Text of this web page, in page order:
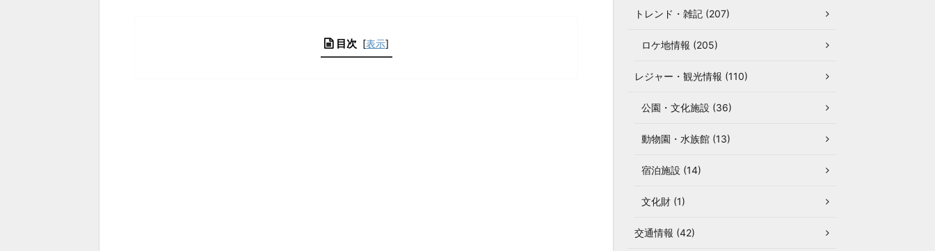
目次 [表示]
トレンド・雑記 (207)
ロケ地情報 (205)
レジャー・観光情報 (110)
公園・文化施設 (36)
動物園・水族館 (13)
宿泊施設 (14)
文化財 (1)
交通情報 (42)